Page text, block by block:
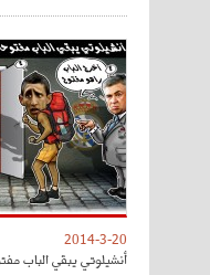
2014-3-20
أنشيلوتي يبقي الباب